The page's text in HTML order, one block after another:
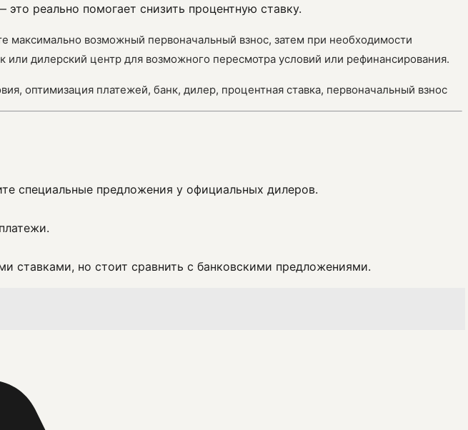
реально помогает снизить процентную ставку.
максимально возможный первоначальный взнос, затем при необходимости
дилерский центр для возможного пересмотра условий или рефинансирования.
оптимизация платежей, банк, дилер, процентная ставка, первоначальный взнос
специальные предложения у официальных дилеров.
ставками, но стоит сравнить с банковскими предложениями.